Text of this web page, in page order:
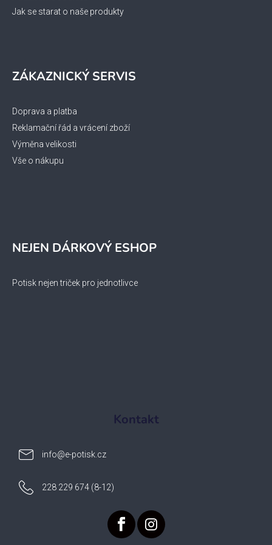
Jak se starat o naše produkty
ZÁKAZNICKÝ SERVIS
Doprava a platba
Reklamační řád a vrácení zboží
Výměna velikosti
Vše o nákupu
NEJEN DÁRKOVÝ ESHOP
Potisk nejen triček pro jednotlivce
Kontakt
info@e-potisk.cz
228 229 674 (8-12)